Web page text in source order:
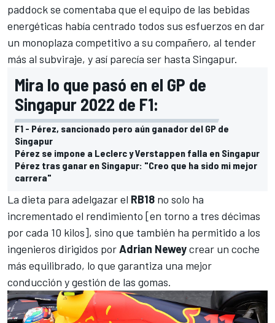
paddock se comentaba que el equipo de las bebidas
energéticas había centrado todos sus esfuerzos en dar
un monoplaza competitivo a su compañero, al tender
más al subviraje, y así parecía ser hasta Singapur.
Mira lo que pasó en el GP de
Singapur 2022 de F1:
F1 - Pérez, sancionado pero aún ganador del GP de
Singapur
Pérez se impone a Leclerc y Verstappen falla en Singapur
Pérez tras ganar en Singapur: "Creo que ha sido mi mejor
carrera"
La dieta para adelgazar el RB18 no solo ha
incrementado el rendimiento [en torno a tres décimas
por cada 10 kilos], sino que también ha permitido a los
ingenieros dirigidos porAdrian Neweycrear un coche
más equilibrado, lo que garantiza una mejor
conducción y gestión de las gomas.